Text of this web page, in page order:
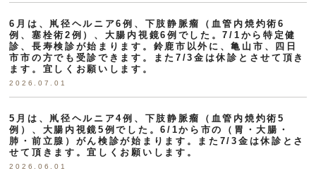
6月は、鼡径ヘルニア6例、下肢静脈瘤（血管内焼灼術6
例、塞栓術2例）、大腸内視鏡6例でした。7/1から特定健
診、長寿検診が始まります。鈴鹿市以外に、亀山市、四日
市市の方でも受診できます。また7/3金は休診とさせて頂き
ます。宜しくお願いします。
2026.07.01
5月は、鼡径ヘルニア4例、下肢静脈瘤（血管内焼灼術5
例）、大腸内視鏡5例でした。6/1から市の（胃・大腸・
肺・前立腺）がん検診が始まります。また7/3金は休診とさ
せて頂きます。宜しくお願いします。
2026.06.01